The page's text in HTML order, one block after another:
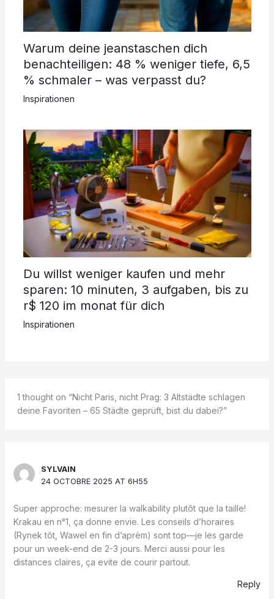
Warum deine jeanstaschen dich
benachteiligen: 48 % weniger tiefe, 6,5
% schmaler – was verpasst du?
Inspirationen
Du willst weniger kaufen und mehr
sparen: 10 minuten, 3 aufgaben, bis zu
r$ 120 im monat für dich
Inspirationen
1 thought on “Nicht Paris, nicht Prag: 3 Altstädte schlagen
deine Favoriten – 65 Städte geprüft, bist du dabei?”
SYLVAIN
24 OCTOBRE 2025 AT 6H55
Super approche: mesurer la walkability plutôt que la taille!
Krakau en n°1, ça donne envie. Les conseils d’horaires
(Rynek tôt, Wawel en fin d’aprèm) sont top—je les garde
pour un week-end de 2-3 jours. Merci aussi pour les
distances claires, ça evite de courir partout.
Reply